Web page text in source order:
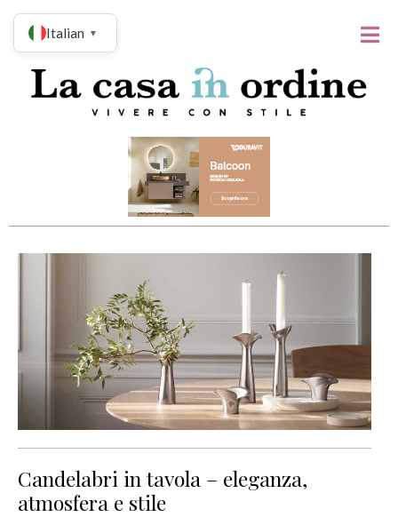
Candelabri in tavola – eleganza,
atmosfera e stile
Italian ▼